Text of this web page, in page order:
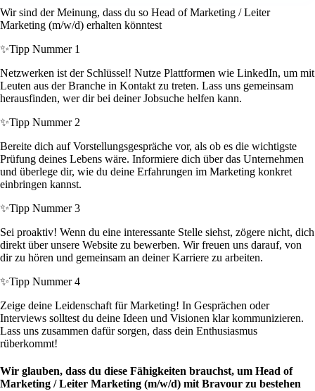
Wir sind der Meinung, dass du so Head of Marketing / Leiter
Marketing (m/w/d) erhalten könntest
✨Tipp Nummer 1
Netzwerken ist der Schlüssel! Nutze Plattformen wie LinkedIn, um mit
Leuten aus der Branche in Kontakt zu treten. Lass uns gemeinsam
herausfinden, wer dir bei deiner Jobsuche helfen kann.
✨Tipp Nummer 2
Bereite dich auf Vorstellungsgespräche vor, als ob es die wichtigste
Prüfung deines Lebens wäre. Informiere dich über das Unternehmen
und überlege dir, wie du deine Erfahrungen im Marketing konkret
einbringen kannst.
✨Tipp Nummer 3
Sei proaktiv! Wenn du eine interessante Stelle siehst, zögere nicht, dich
direkt über unsere Website zu bewerben. Wir freuen uns darauf, von
dir zu hören und gemeinsam an deiner Karriere zu arbeiten.
✨Tipp Nummer 4
Zeige deine Leidenschaft für Marketing! In Gesprächen oder
Interviews solltest du deine Ideen und Visionen klar kommunizieren.
Lass uns zusammen dafür sorgen, dass dein Enthusiasmus
rüberkommt!
Wir glauben, dass du diese Fähigkeiten brauchst, um Head of
Marketing / Leiter Marketing (m/w/d) mit Bravour zu bestehen